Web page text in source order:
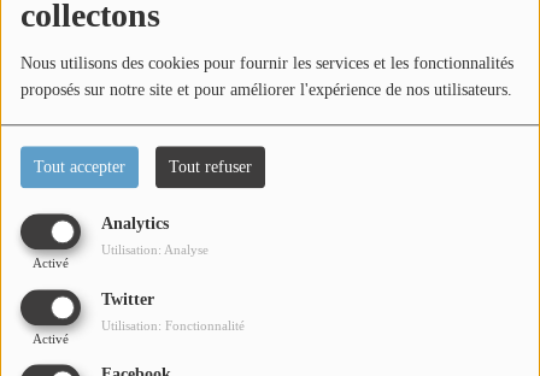
collectons
Nous utilisons des cookies pour fournir les services et les fonctionnalités
proposés sur notre site et pour améliorer l'expérience de nos utilisateurs.
Tout accepter Tout refuser
Analytics
Activé
Utilisation: Analyse
Twitter
Activé
Utilisation: Fonctionnalité
Podcasts
Jeu concours
Contactez-nous
Se connecter
Écouter le podcast
Dans l'émission l'invité de la semaine, Loric reçoit Tiffen